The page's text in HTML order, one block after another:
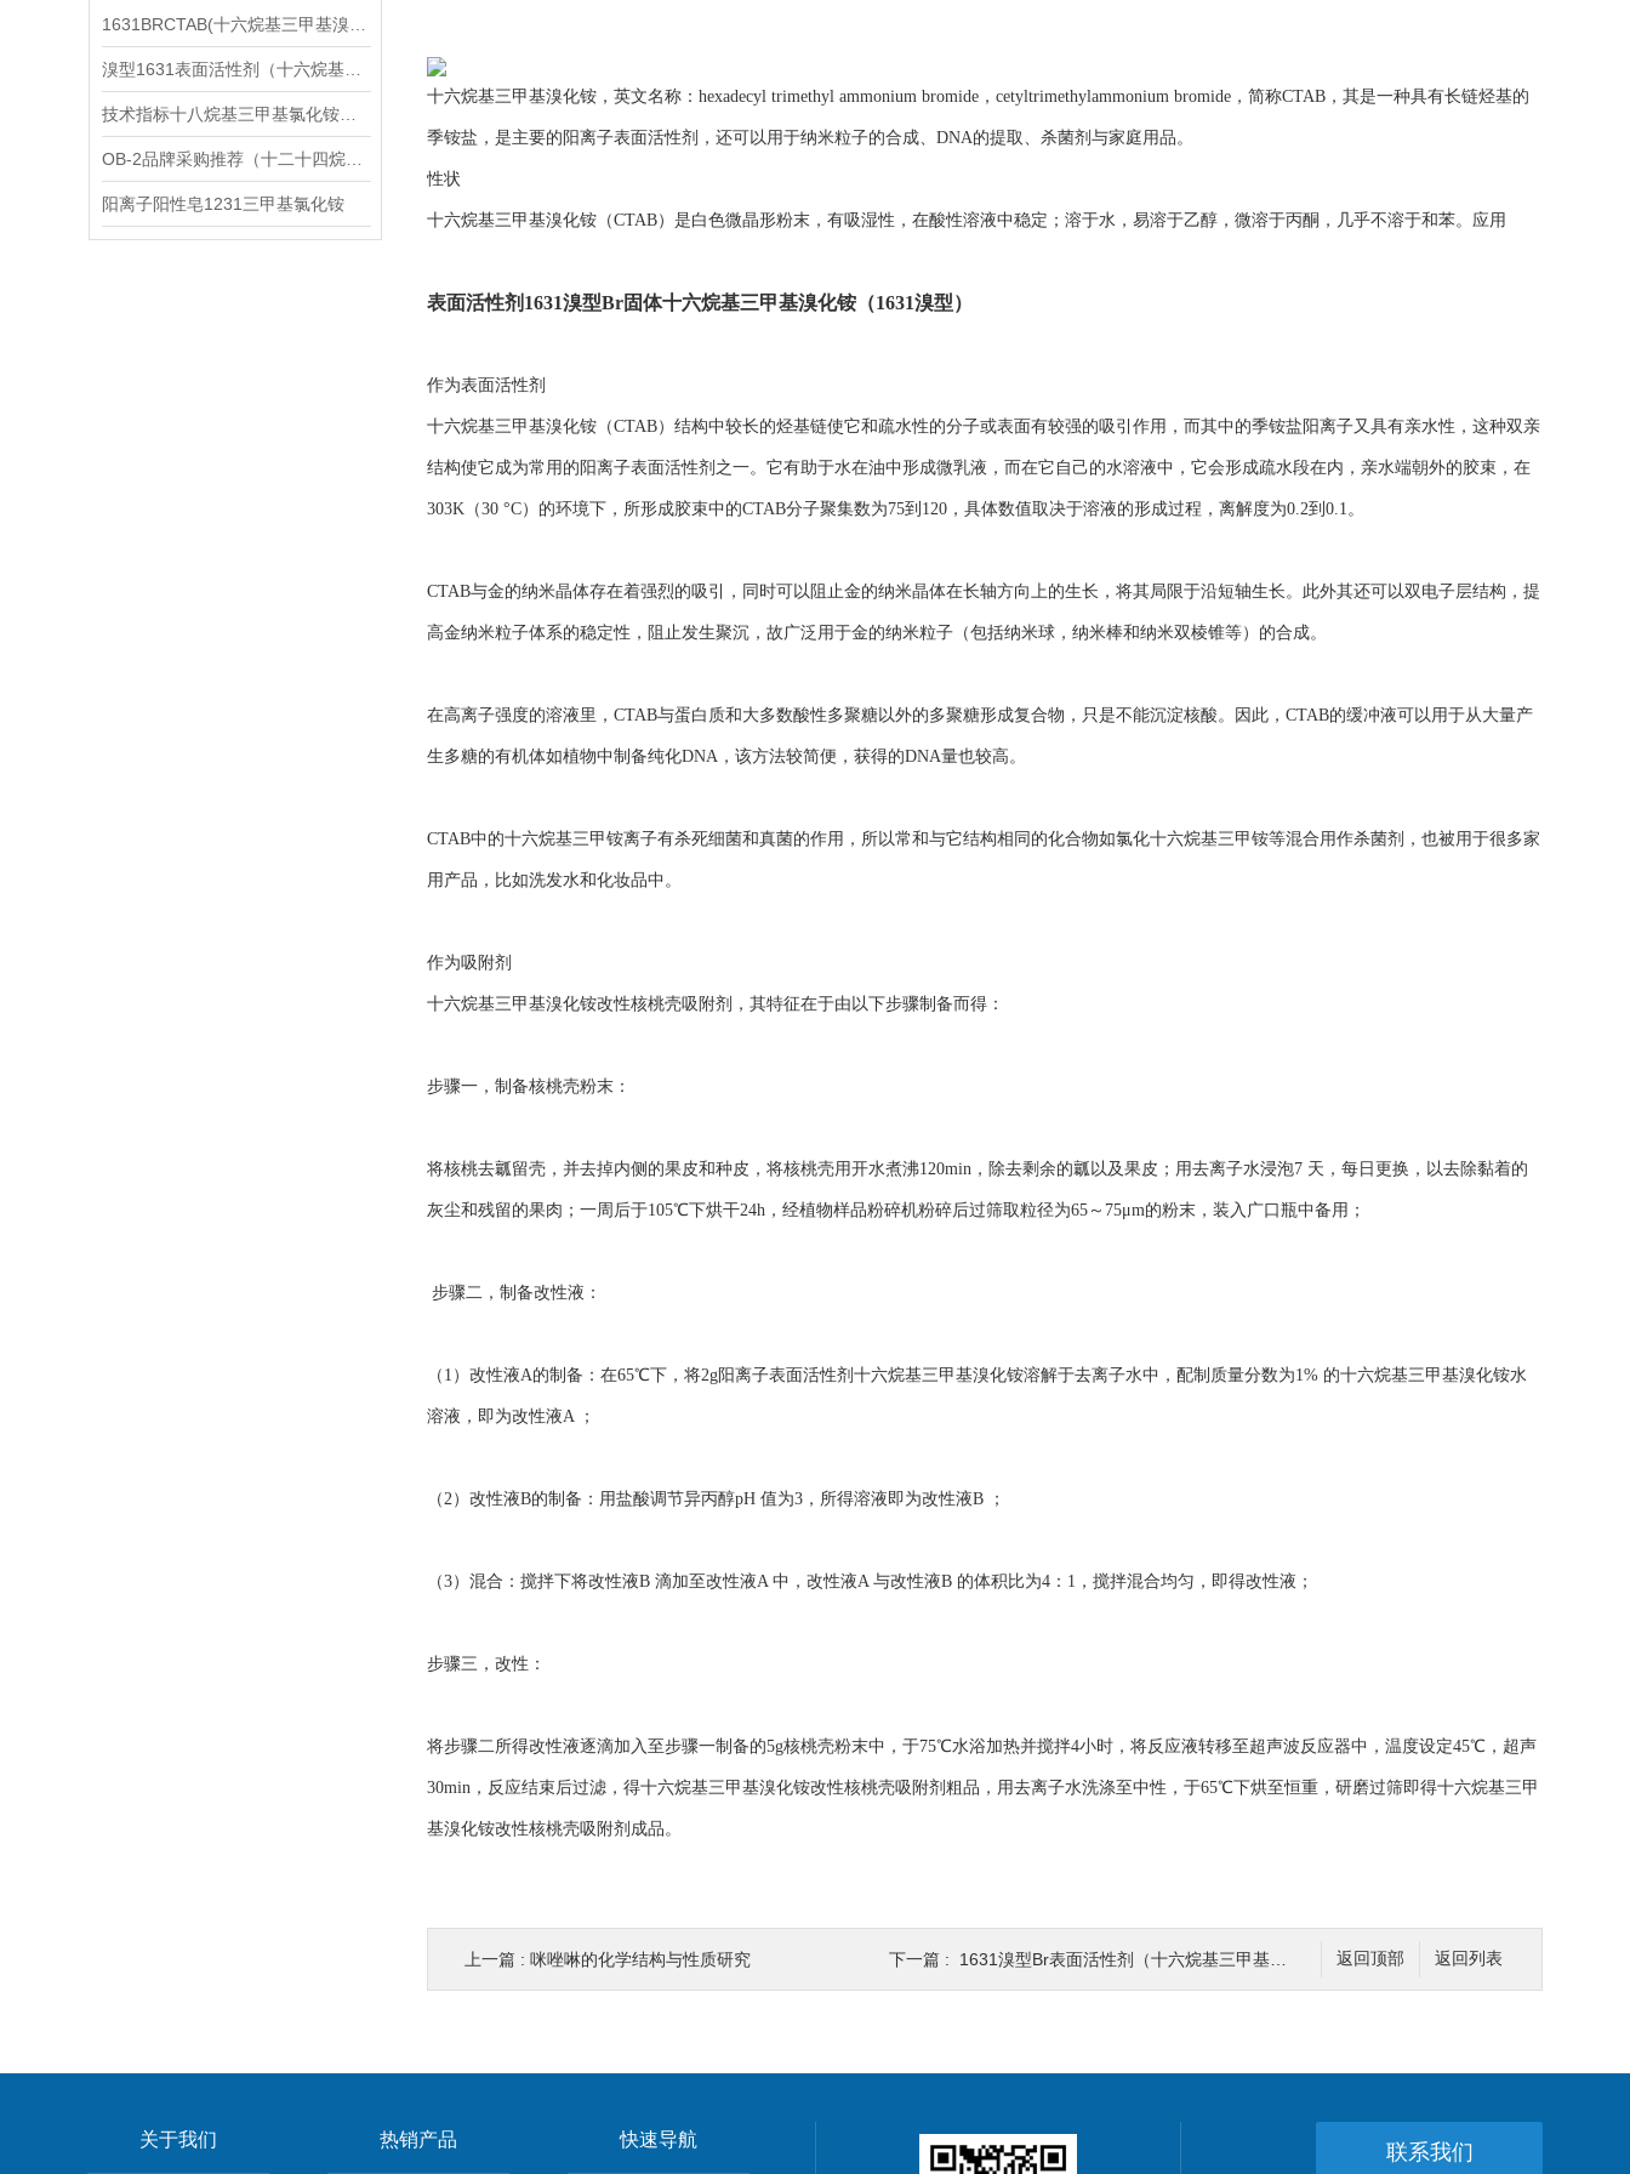
阳离子阳性皂1231三甲基氯化铵
十六烷基三甲基溴化铵，英文名称：hexadecyl trimethyl ammonium bromide，cetyltrimethylammonium bromide，简称CTAB，其是一种具有长链烃基的
季铵盐，是主要的阳离子表面活性剂，还可以用于纳米粒子的合成、DNA的提取、杀菌剂与家庭用品。
性状
十六烷基三甲基溴化铵（CTAB）是白色微晶形粉末，有吸湿性，在酸性溶液中稳定；溶于水，易溶于乙醇，微溶于丙酮，几乎不溶于和苯。应用
表面活性剂1631溴型Br固体十六烷基三甲基溴化铵（1631溴型）
作为表面活性剂
十六烷基三甲基溴化铵（CTAB）结构中较长的烃基链使它和疏水性的分子或表面有较强的吸引作用，而其中的季铵盐阳离子又具有亲水性，这种双亲
结构使它成为常用的阳离子表面活性剂之一。它有助于水在油中形成微乳液，而在它自己的水溶液中，它会形成疏水段在内，亲水端朝外的胶束，在
303K（30 °C）的环境下，所形成胶束中的CTAB分子聚集数为75到120，具体数值取决于溶液的形成过程，离解度为0.2到0.1。
CTAB与金的纳米晶体存在着强烈的吸引，同时可以阻止金的纳米晶体在长轴方向上的生长，将其局限于沿短轴生长。此外其还可以双电子层结构，提
高金纳米粒子体系的稳定性，阻止发生聚沉，故广泛用于金的纳米粒子（包括纳米球，纳米棒和纳米双棱锥等）的合成。
在高离子强度的溶液里，CTAB与蛋白质和大多数酸性多聚糖以外的多聚糖形成复合物，只是不能沉淀核酸。因此，CTAB的缓冲液可以用于从大量产
生多糖的有机体如植物中制备纯化DNA，该方法较简便，获得的DNA量也较高。
CTAB中的十六烷基三甲铵离子有杀死细菌和真菌的作用，所以常和与它结构相同的化合物如氯化十六烷基三甲铵等混合用作杀菌剂，也被用于很多家
用产品，比如洗发水和化妆品中。
作为吸附剂
十六烷基三甲基溴化铵改性核桃壳吸附剂，其特征在于由以下步骤制备而得：
步骤一，制备核桃壳粉末：
将核桃去瓤留壳，并去掉内侧的果皮和种皮，将核桃壳用开水煮沸120min，除去剩余的瓤以及果皮；用去离子水浸泡7 天，每日更换，以去除黏着的
灰尘和残留的果肉；一周后于105℃下烘干24h，经植物样品粉碎机粉碎后过筛取粒径为65～75μm的粉末，装入广口瓶中备用；
步骤二，制备改性液：
（1）改性液A的制备：在65℃下，将2g阳离子表面活性剂十六烷基三甲基溴化铵溶解于去离子水中，配制质量分数为1% 的十六烷基三甲基溴化铵水
溶液，即为改性液A ；
（2）改性液B的制备：用盐酸调节异丙醇pH 值为3，所得溶液即为改性液B ；
（3）混合：搅拌下将改性液B 滴加至改性液A 中，改性液A 与改性液B 的体积比为4：1，搅拌混合均匀，即得改性液；
步骤三，改性：
将步骤二所得改性液逐滴加入至步骤一制备的5g核桃壳粉末中，于75℃水浴加热并搅拌4小时，将反应液转移至超声波反应器中，温度设定45℃，超声
30min，反应结束后过滤，得十六烷基三甲基溴化铵改性核桃壳吸附剂粗品，用去离子水洗涤至中性，于65℃下烘至恒重，研磨过筛即得十六烷基三甲
基溴化铵改性核桃壳吸附剂成品。
返回列表
返回顶部
上一篇 : 咪唑啉的化学结构与性质研究 下一篇 : 1631溴型Br表面活性剂（十六烷基三甲基氯化铵）应用领域
关于我们 热销产品 快速导航
联系我们